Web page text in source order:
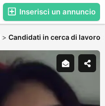
Inserisci un annuncio
> Candidati in cerca di lavoro